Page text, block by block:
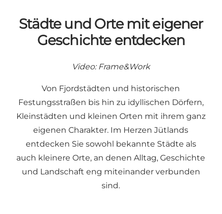
Städte und Orte mit eigener
Geschichte entdecken
Video: Frame&Work
Von Fjordstädten und historischen
Festungsstraßen bis hin zu idyllischen Dörfern,
Kleinstädten und kleinen Orten mit ihrem ganz
eigenen Charakter. Im Herzen Jütlands
entdecken Sie sowohl bekannte Städte als
auch kleinere Orte, an denen Alltag, Geschichte
und Landschaft eng miteinander verbunden
sind.